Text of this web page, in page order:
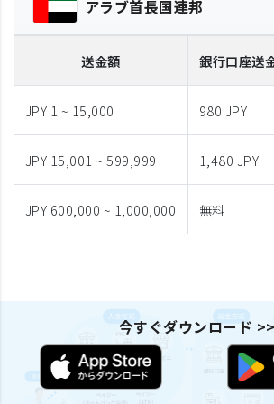
アラブ首長国連邦
送金額 銀行口座送
JPY 1 ~ 15,000
980 JPY
JPY 15,001 ~ 599,999
1,480 JPY
JPY 600,000 ~ 1,000,000 無料
今すぐダウンロード